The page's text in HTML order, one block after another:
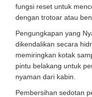
fungsi reset untuk
dengan trotoar atau
Pengungkapan yang
dikendalikan secara
memiringkan kotak
pintu belakang untuk
nyaman dari kabin.
Pembersihan sedotan